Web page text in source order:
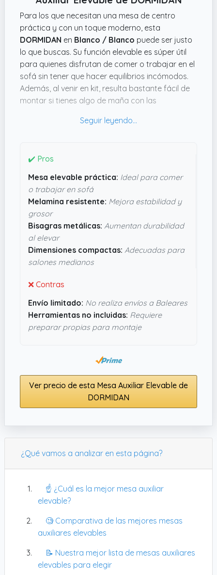
Para los que necesitan una mesa de centro
práctica y con un toque moderno, esta
DORMIDAN en Blanco / Blanco puede ser justo
lo que buscas. Su función elevable es súper útil
para quienes disfrutan de comer o trabajar en el
sofá sin tener que hacer equilibrios incómodos.
Además, al venir en kit, resulta bastante fácil de
montar si tienes algo de maña con las
herramientas, que no las incluye.
melamina del fabricante, que asegura
no parezca que va a tambalearse al mínimo
movimiento. Las bisagras metálicas también
suman en resistencia, algo clave si vas a usar la
parte elevable a menudo. Las
compactas pero funcionales (alrededor de
90x50 cm),lo que encaja bien en salones
medianos sin agobiar. En resumen, tiene pinta de
ser una mesa práctico-moderna que cumple sin
✔️ Pros
Mesa elevable práctica: Ideal para comer
o trabajar en sofá
Melamina resistente: Mejora estabilidad y
grosor
Bisagras metálicas: Aumentan durabilidad
al elevar
Dimensiones compactas: Adecuadas para
salones medianos
❌ Contras
Envío limitado: No realiza envíos a Baleares
Herramientas no incluidas: Requiere
preparar propias para montaje
Ver precio de esta Mesa Auxiliar Elevable de
DORMIDAN
¿Qué vamos a analizar en esta página?
☝️ ¿Cuál es la mejor mesa auxiliar
elevable?
🧐 Comparativa de las mejores mesas
auxiliares elevables
📝 Nuestra mejor lista de mesas auxiliares
elevables para elegir